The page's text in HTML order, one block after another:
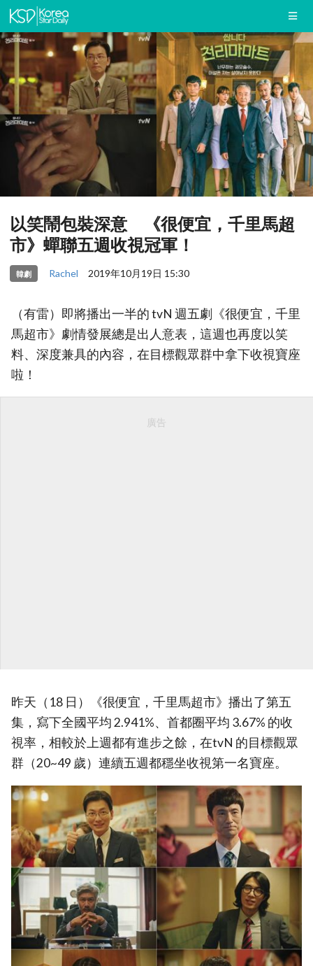
以笑鬧包裝深意 《很便宜，千里馬超
市》蟬聯五週收視冠軍！
韓劇 Rachel 2019年10月19日 15:30
（有雷）即將播出一半的 tvN 週五劇《很便宜，千里
馬超市》劇情發展總是出人意表，這週也再度以笑
料、深度兼具的內容，在目標觀眾群中拿下收視寶座
啦！
廣告
昨天（18 日）《很便宜，千里馬超市》播出了第五
集，寫下全國平均 2.941%、首都圈平均 3.67% 的收
視率，相較於上週都有進步之餘，在tvN 的目標觀眾
群（20~49 歲）連續五週都穩坐收視第一名寶座。